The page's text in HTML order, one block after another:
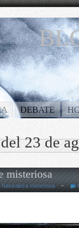
DEBATE
23 de
misteriosa
Naturaleza misteriosa ~